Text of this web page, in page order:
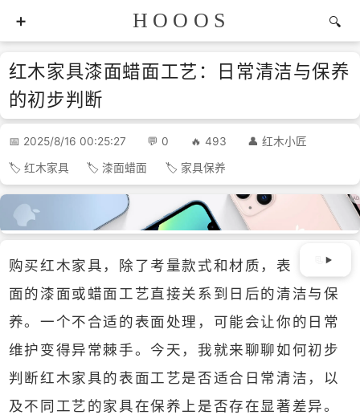
HOOOS
红木家具漆面蜡面工艺：日常清洁与保养
的初步判断
2025/8/16 00:25:27 0 493 红木小匠
红木家具 漆面蜡面 家具保养
购买红木家具，除了考量款式和材质，表
面的漆面或蜡面工艺直接关系到日后的清洁与保
养。一个不合适的表面处理，可能会让你的日常
维护变得异常棘手。今天，我就来聊聊如何初步
判断红木家具的表面工艺是否适合日常清洁，以
及不同工艺的家具在保养上是否存在显著差异。